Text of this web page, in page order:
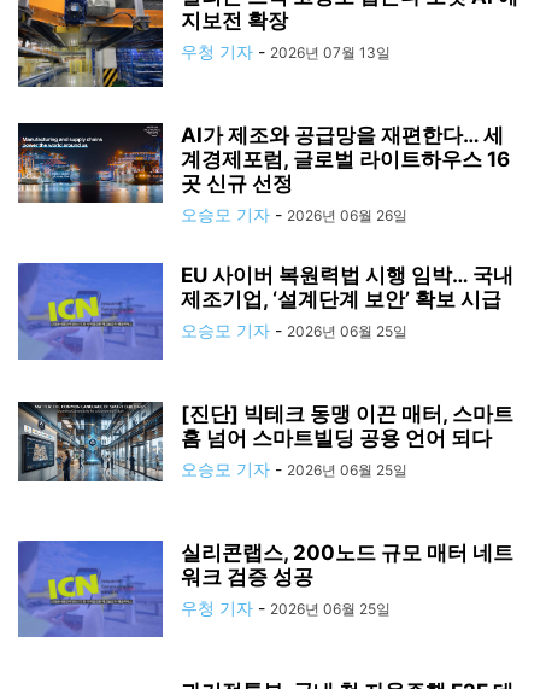
지보전 확장
우청 기자 - 2026년 07월 13일
AI가 제조와 공급망을 재편한다… 세
계경제포럼, 글로벌 라이트하우스 16
곳 신규 선정
오승모 기자 - 2026년 06월 26일
EU 사이버 복원력법 시행 임박… 국내
제조기업, ‘설계단계 보안’ 확보 시급
오승모 기자 - 2026년 06월 25일
[진단] 빅테크 동맹 이끈 매터, 스마트
홈 넘어 스마트빌딩 공용 언어 되다
오승모 기자 - 2026년 06월 25일
실리콘랩스, 200노드 규모 매터 네트
워크 검증 성공
우청 기자 - 2026년 06월 25일